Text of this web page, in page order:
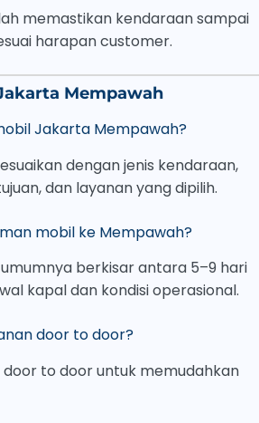
memastikan kendaraan sampai
harapan customer.
Mempawah
Jakarta Mempawah?
dengan jenis kendaraan,
dan layanan yang dipilih.
mobil ke Mempawah?
berkisar antara 5–9 hari
kapal dan kondisi operasional.
door to door?
door to door untuk memudahkan